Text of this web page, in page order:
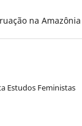
na
Estudos Feministas